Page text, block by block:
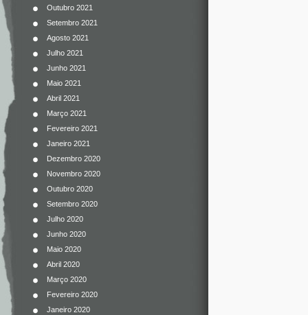
Outubro 2021
Setembro 2021
Agosto 2021
Julho 2021
Junho 2021
Maio 2021
Abril 2021
Março 2021
Fevereiro 2021
Janeiro 2021
Dezembro 2020
Novembro 2020
Outubro 2020
Setembro 2020
Julho 2020
Junho 2020
Maio 2020
Abril 2020
Março 2020
Fevereiro 2020
Janeiro 2020